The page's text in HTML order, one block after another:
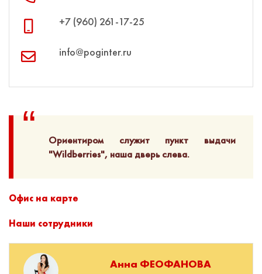
+7 (960) 261‑17‑25
info@poginter.ru
Ориентиром служит пункт выдачи
"Wildberries", наша дверь слева.
Офис на карте
Наши сотрудники
Анна ФЕОФАНОВА